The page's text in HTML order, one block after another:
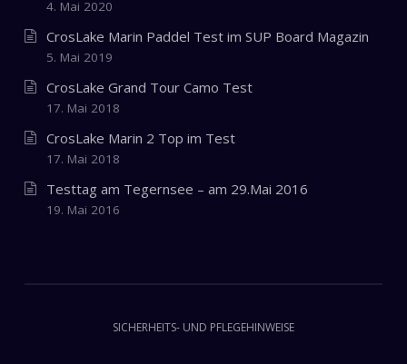
4. Mai 2020
CrosLake Marin Paddel Test im SUP Board Magazin
5. Mai 2019
CrosLake Grand Tour Camo Test
17. Mai 2018
CrosLake Marin 2 Top im Test
17. Mai 2018
Testtag am Tegernsee – am 29.Mai 2016
19. Mai 2016
SICHERHEITS- UND PFLEGEHINWEISE